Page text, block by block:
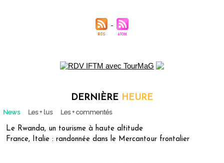
DERNIÈRE HEURE
News Les + lus Les + commentés
Le Rwanda, un tourisme à haute altitude
France, Italie : randonnée dans le Mercantour frontalier